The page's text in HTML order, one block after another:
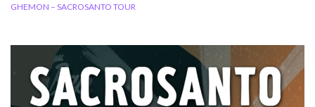
GHEMON – SACROSANTO TOUR